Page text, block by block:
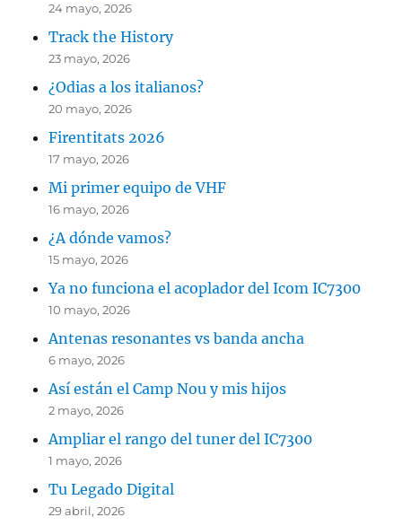
24 mayo, 2026
Track the History
23 mayo, 2026
¿Odias a los italianos?
20 mayo, 2026
Firentitats 2026
17 mayo, 2026
Mi primer equipo de VHF
16 mayo, 2026
¿A dónde vamos?
15 mayo, 2026
Ya no funciona el acoplador del Icom IC7300
10 mayo, 2026
Antenas resonantes vs banda ancha
6 mayo, 2026
Así están el Camp Nou y mis hijos
2 mayo, 2026
Ampliar el rango del tuner del IC7300
1 mayo, 2026
Tu Legado Digital
29 abril, 2026